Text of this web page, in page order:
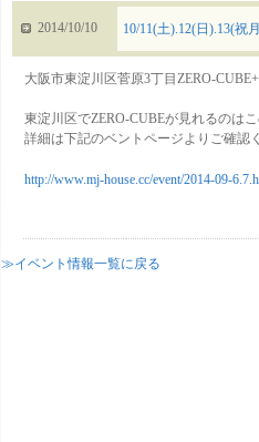
2014/10/10 10/11(土).12(日).13(祝
大阪市東淀川区菅原3丁目ZERO-
東淀川区でZERO-CUBEが見れるのは
詳細は下記のベントページよりご確認
http://www.mj-house.cc/event/2014-09-
≫イベント情報一覧に戻る